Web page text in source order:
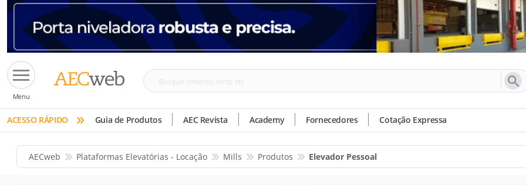
Menu
Busque
tinta,
etc
ACESSO RÁPIDO » Guia de Produtos AEC Revista Academy Fornecedores Cotação Expressa
AECweb Plataformas Elevatórias - Locação Mills Produtos Elevador Pessoal